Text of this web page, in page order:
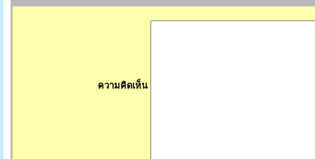
ความคิดเห็น